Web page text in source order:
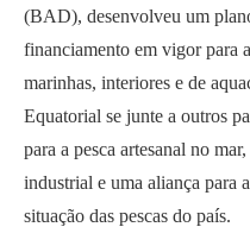
(BAD), desenvolveu um
financiamento em vigor para
marinhas, interiores e de
Equatorial se junte a outros
para a pesca artesanal no
industrial e uma aliança para
situação das pescas do país.